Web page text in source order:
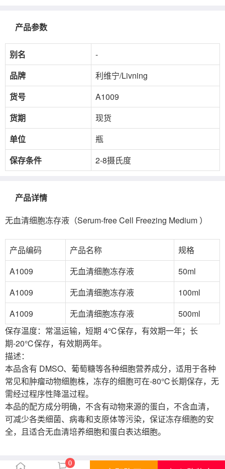
产品参数
别名
-
品牌
利维宁/Livning
货号
A1009
货期
现货
单位
瓶
保存条件
2-8摄氏度
产品详情
无血清细胞冻存液（Serum-free Cell Freezing Medium ）
产品编码 产品名称
规格
A1009
无血清细胞冻存液
50ml
A1009
无血清细胞冻存液
100ml
A1009
无血清细胞冻存液
500ml
保存温度：常温运输，短期 4℃保存，有效期一年；长
期-20℃保存，有效期两年。
描述：
本品含有 DMSO、葡萄糖等各种细胞营养成分，适用于各种
常见和肿瘤动物细胞株，冻存的细胞可在-80℃长期保存，无
需经过程序性降温过程。
本品的配方成分明确，不含有动物来源的蛋白，不含血清，
可减少各类细菌、病毒和支原体等污染，保证冻存细胞的安
全，且适合无血清培养细胞和蛋白表达细胞。
0